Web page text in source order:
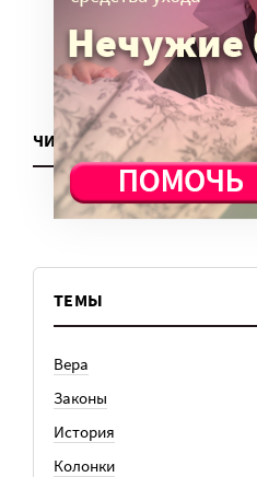
ЧИТАТЬ ЕЩЕ
ТЕМЫ
Вера
Законы
История
Колонки